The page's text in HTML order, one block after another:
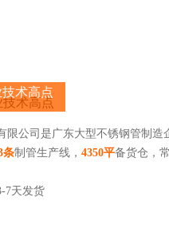
术高点
限公司是广东大型不锈钢管制造
条制管生产线， 4350平备货仓，
7天发货